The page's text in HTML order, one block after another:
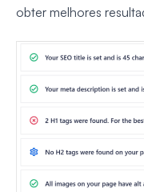
obter melhores